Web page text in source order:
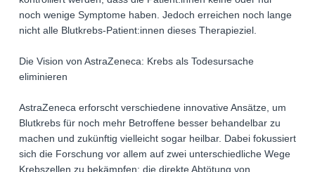
noch wenige Symptome haben. Jedoch erreichen noch lange
nicht alle Blutkrebs-Patient:innen dieses Therapieziel.
Die Vision von AstraZeneca: Krebs als Todesursache
eliminieren
AstraZeneca erforscht verschiedene innovative Ansätze, um
Blutkrebs für noch mehr Betroffene besser behandelbar zu
machen und zukünftig vielleicht sogar heilbar. Dabei fokussiert
sich die Forschung vor allem auf zwei unterschiedliche Wege
Krebszellen zu bekämpfen: die direkte Abtötung von